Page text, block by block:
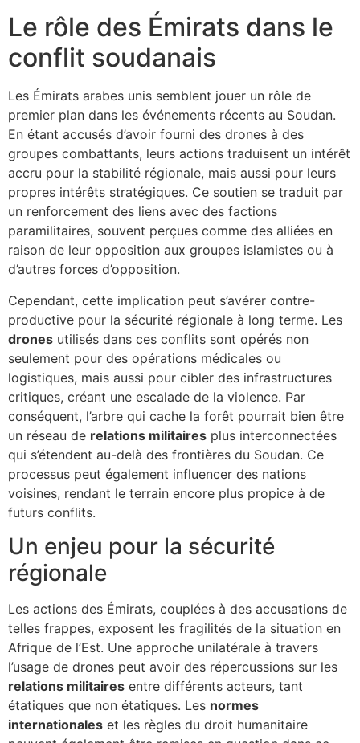
Le rôle des Émirats dans le
conflit soudanais
Les Émirats arabes unis semblent jouer un rôle de
premier plan dans les événements récents au Soudan.
En étant accusés d’avoir fourni des drones à des
groupes combattants, leurs actions traduisent un intérêt
accru pour la stabilité régionale, mais aussi pour leurs
propres intérêts stratégiques. Ce soutien se traduit par
un renforcement des liens avec des factions
paramilitaires, souvent perçues comme des alliées en
raison de leur opposition aux groupes islamistes ou à
d’autres forces d’opposition.
Cependant, cette implication peut s’avérer contre-
productive pour la sécurité régionale à long terme. Les
drones utilisés dans ces conflits sont opérés non
seulement pour des opérations médicales ou
logistiques, mais aussi pour cibler des infrastructures
critiques, créant une escalade de la violence. Par
conséquent, l’arbre qui cache la forêt pourrait bien être
un réseau de relations militaires plus interconnectées
qui s’étendent au-delà des frontières du Soudan. Ce
processus peut également influencer des nations
voisines, rendant le terrain encore plus propice à de
futurs conflits.
Un enjeu pour la sécurité
régionale
Les actions des Émirats, couplées à des accusations de
telles frappes, exposent les fragilités de la situation en
Afrique de l’Est. Une approche unilatérale à travers
l’usage de drones peut avoir des répercussions sur les
relations militaires entre différents acteurs, tant
étatiques que non étatiques. Les normes
internationales et les règles du droit humanitaire